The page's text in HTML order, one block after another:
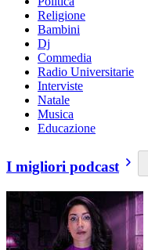
Religione
Bambini
Dj
Commedia
Radio Universitarie
Interviste
Natale
Musica
Educazione
I migliori podcast